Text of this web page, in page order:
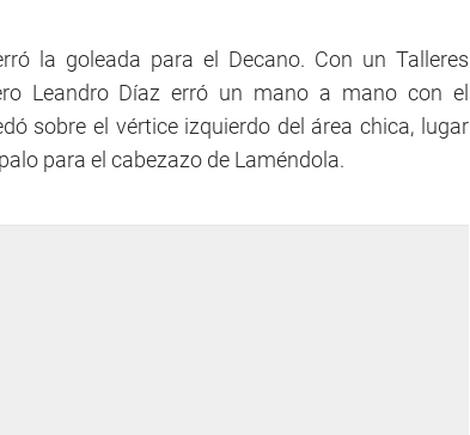
la goleada para el Decano. Con un Talleres
Leandro Díaz erró un mano a mano con el
sobre el vértice izquierdo del área chica, lugar
para el cabezazo de Laméndola.